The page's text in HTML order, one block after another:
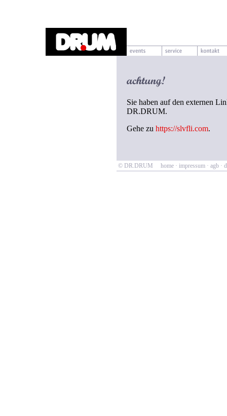
Sie haben auf den externen
DR.DRUM.
Gehe zu https://slvfli.com.
© DR.DRUM home · impressum · agb ·